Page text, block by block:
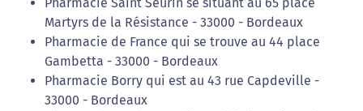
Martyrs de la Résistance - 33000 - Bordeaux
Pharmacie de France qui se trouve au 44 place
Gambetta - 33000 - Bordeaux
Pharmacie Borry qui est au 43 rue Capdeville -
33000 - Bordeaux